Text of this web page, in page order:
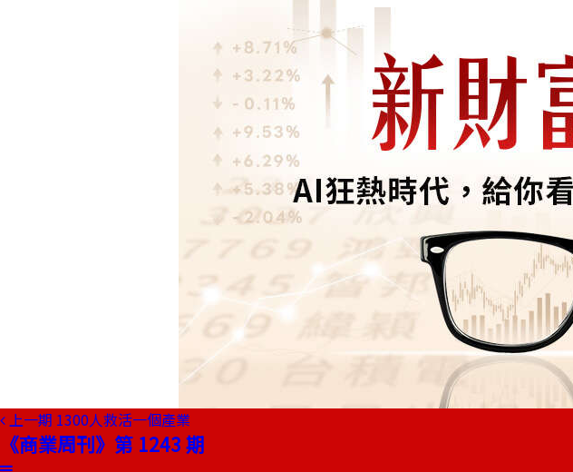
上一期 1300人救活一個產業
《商業周刊》第 1243 期